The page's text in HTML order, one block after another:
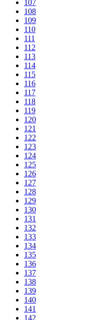
107
108
109
110
111
112
113
114
115
116
117
118
119
120
121
122
123
124
125
126
127
128
129
130
131
132
133
134
135
136
137
138
139
140
141
142